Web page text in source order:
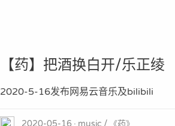
【药】把酒换白开/乐正绫
2020-5-16发布网易云音乐及bilibili
2020-05-16 music 《药》